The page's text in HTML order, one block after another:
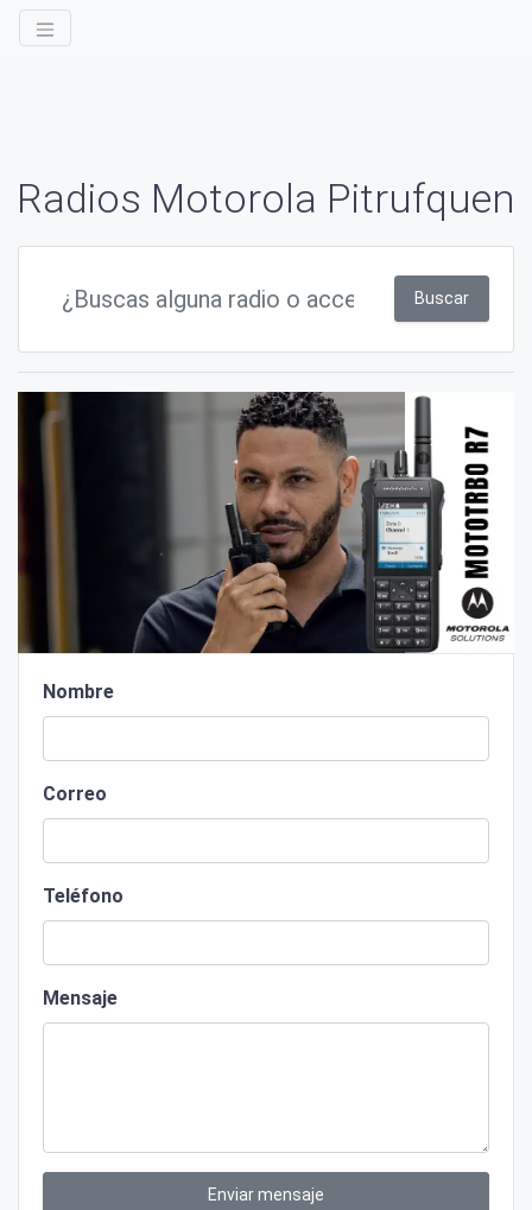
Radios Motorola Pitrufquen
Buscar
Nombre
Correo
Teléfono
Mensaje
Enviar mensaje